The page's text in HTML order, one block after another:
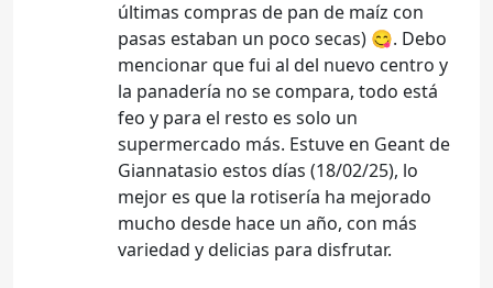
últimas compras de pan de maíz con
pasas estaban un poco secas) 😋. Debo
mencionar que fui al del nuevo centro y
la panadería no se compara, todo está
feo y para el resto es solo un
supermercado más. Estuve en Geant de
Giannatasio estos días (18/02/25), lo
mejor es que la rotisería ha mejorado
mucho desde hace un año, con más
variedad y delicias para disfrutar.